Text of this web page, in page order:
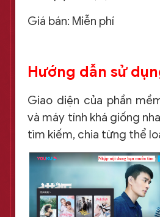
Giá bán: Miễn phí
Hướng dẫn sử
Giao diện của phần
và máy tính khá giống
tìm kiếm, chia từng thể